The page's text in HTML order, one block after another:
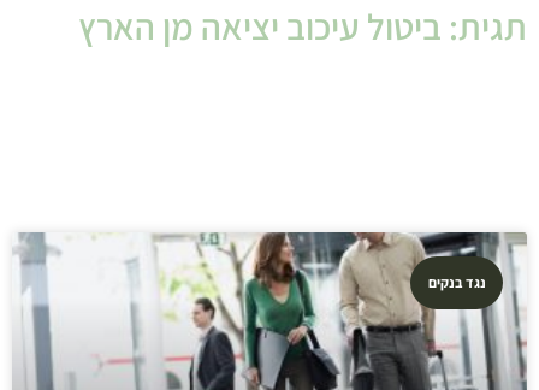
תגית: ביטול עיכוב יציאה מן הארץ
נגד בנקים